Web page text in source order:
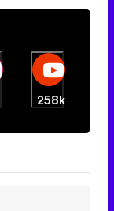
258k